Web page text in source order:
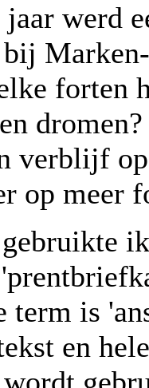
werd
forten
verblijf
op meer
is
en